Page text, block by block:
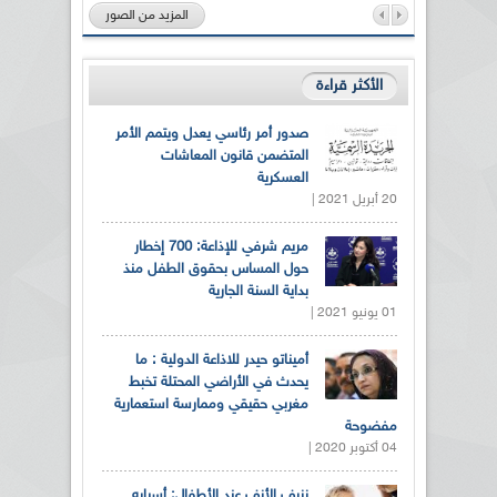
المزيد من الصور
الأكثر قراءة
صدور أمر رئاسي يعدل ويتمم الأمر
المتضمن قانون المعاشات
العسكرية
20 أبريل 2021 |
مريم شرفي للإذاعة: 700 إخطار
حول المساس بحقوق الطفل منذ
بداية السنة الجارية
01 يونيو 2021 |
أميناتو حيدر للاذاعة الدولية : ما
يحدث في الأراضي المحتلة تخبط
مغربي حقيقي وممارسة استعمارية
مفضوحة
04 أكتوبر 2020 |